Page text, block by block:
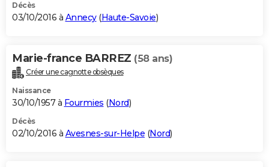
Décès
03/10/2016 à Annecy(Haute-Savoie)
Marie-france BARREZ (58 ans)
Créer une cagnotte obsèques
Naissance
30/10/1957 à Fourmies (Nord)
Décès
02/10/2016 à Avesnes-sur-Helpe (Nord)